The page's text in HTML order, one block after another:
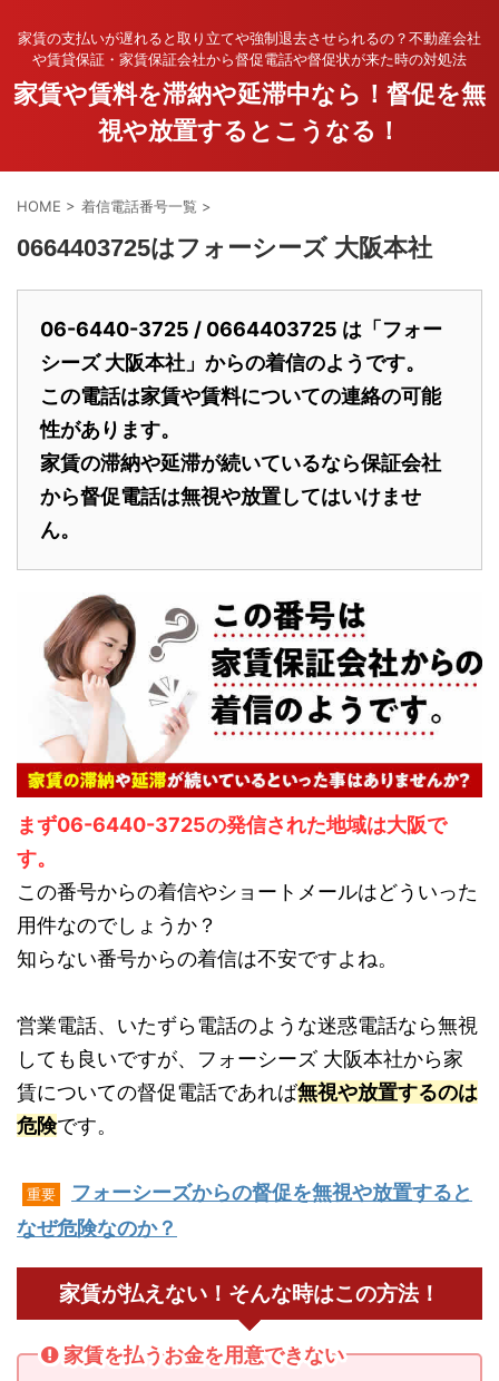
家賃の支払いが遅れると取り立てや強制退去させられるの？不動産会社
や賃貸保証・家賃保証会社から督促電話や督促状が来た時の対処法
家賃や賃料を滞納や延滞中なら！督促を無
視や放置するとこうなる！
HOME > 着信電話番号一覧 >
0664403725はフォーシーズ 大阪本社
06-6440-3725 / 0664403725 は「フォー
シーズ 大阪本社」からの着信のようです。
この電話は家賃や賃料についての連絡の可能
性があります。
家賃の滞納や延滞が続いているなら保証会社
から督促電話は無視や放置してはいけませ
ん。
まず06-6440-3725の発信された地域は大阪で
す。
この番号からの着信やショートメールはどういった
用件なのでしょうか？
知らない番号からの着信は不安ですよね。
営業電話、いたずら電話のような迷惑電話なら無視
しても良いですが、フォーシーズ 大阪本社から家
賃についての督促電話であれば無視や放置するのは
危険です。
重要
フォーシーズからの督促を無視や放置すると
なぜ危険なのか？
家賃が払えない！そんな時はこの方法！
家賃を払うお金を用意できない